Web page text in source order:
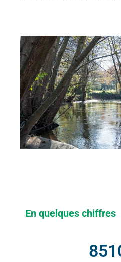
En quelques chiffres